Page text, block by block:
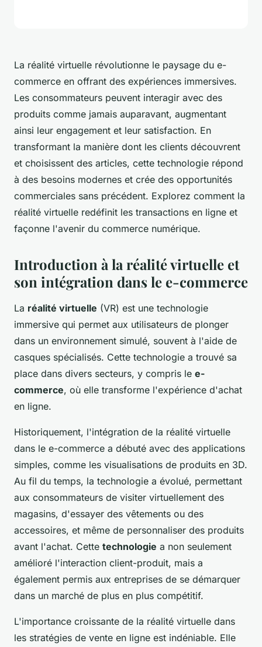
La réalité virtuelle révolutionne le paysage du e-
commerce en offrant des expériences immersives.
Les consommateurs peuvent interagir avec des
produits comme jamais auparavant, augmentant
ainsi leur engagement et leur satisfaction. En
transformant la manière dont les clients découvrent
et choisissent des articles, cette technologie répond
à des besoins modernes et crée des opportunités
commerciales sans précédent. Explorez comment la
réalité virtuelle redéfinit les transactions en ligne et
façonne l'avenir du commerce numérique.
Introduction à la réalité virtuelle et
son intégration dans le e-commerce
La réalité virtuelle (VR) est une technologie
immersive qui permet aux utilisateurs de plonger
dans un environnement simulé, souvent à l'aide de
casques spécialisés. Cette technologie a trouvé sa
place dans divers secteurs, y compris le e-
commerce, où elle transforme l'expérience d'achat
en ligne.
Historiquement, l'intégration de la réalité virtuelle
dans le e-commerce a débuté avec des applications
simples, comme les visualisations de produits en 3D.
Au fil du temps, la technologie a évolué, permettant
aux consommateurs de visiter virtuellement des
magasins, d'essayer des vêtements ou des
accessoires, et même de personnaliser des produits
avant l'achat. Cette technologie a non seulement
amélioré l'interaction client-produit, mais a
également permis aux entreprises de se démarquer
dans un marché de plus en plus compétitif.
L'importance croissante de la réalité virtuelle dans
les stratégies de vente en ligne est indéniable. Elle